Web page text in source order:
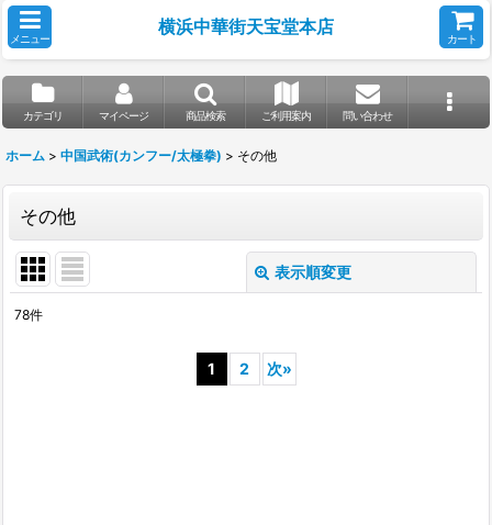
メニュー
横浜中華街天宝堂本店
カート
カテゴリ マイページ 商品検索 ご利用案内 問い合わせ
ホーム > 中国武術(カンフー/太極拳) > その他
その他
表示順変更
78件
1 2 次»